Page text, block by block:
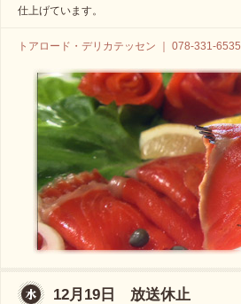
仕上げています。
トアロード・デリカテッセン ｜ 078-331-6535
12月19日 放送休止